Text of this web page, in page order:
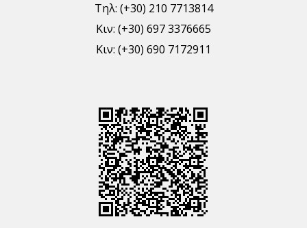
Τηλ: (+30) 210 7713814
Κιν: (+30) 697 3376665
Κιν: (+30) 690 7172911